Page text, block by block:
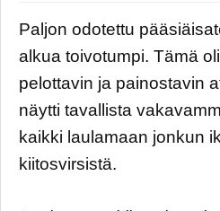
Paljon odotettu
alkua toivotumpi. Tämä
pelottavin ja painostavin
näytti tavallista
kaikki laulamaan jonkun
kiitosvirsistä.